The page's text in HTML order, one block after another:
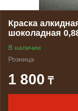
Краска
шоколадная
В наличии
Розница
1 800 ₸